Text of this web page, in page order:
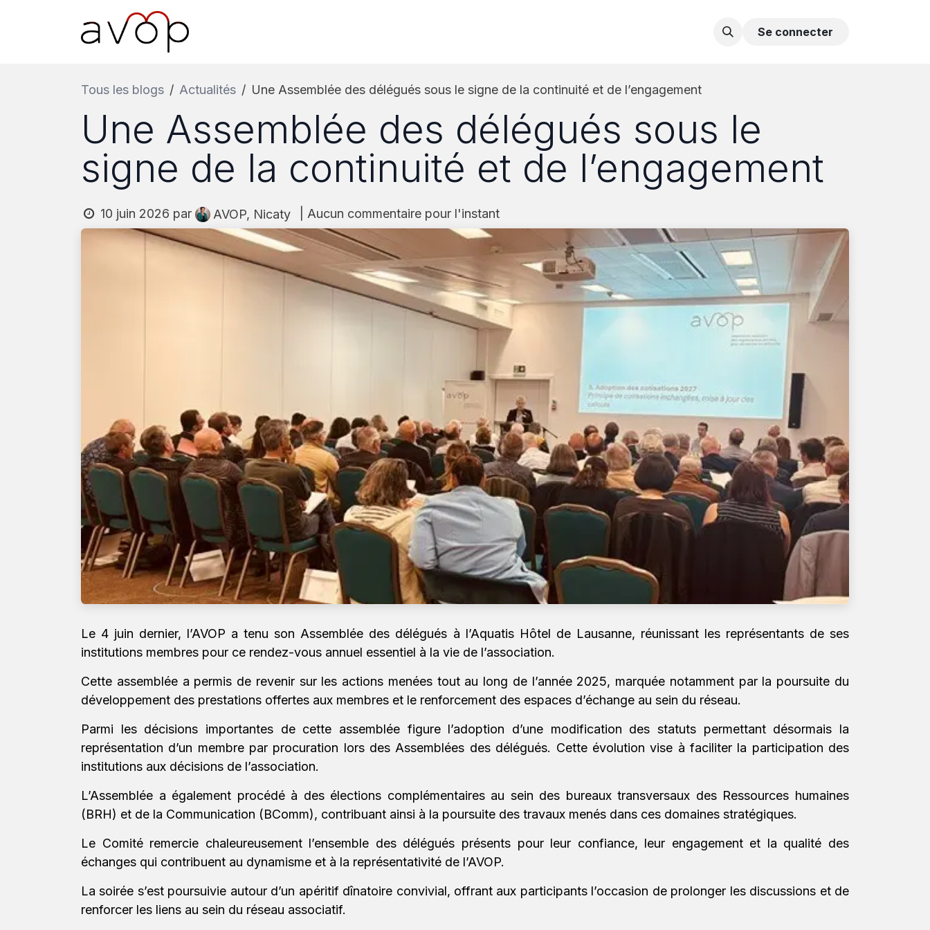
Se connecter
Tous les blogs Actualités Une Assemblée des délégués sous le signe de la continuité et de l’engagement
Une Assemblée des délégués sous le
signe de la continuité et de l’engagement
10 juin 2026 par AVOP, Nicaty | Aucun commentaire pour l'instant
Le 4 juin dernier, l’AVOP a tenu son Assemblée des délégués à l’Aquatis Hôtel de Lausanne, réunissant les représentants de ses
institutions membres pour ce rendez-vous annuel essentiel à la vie de l’association.
Cette assemblée a permis de revenir sur les actions menées tout au long de l’année 2025, marquée notamment par la poursuite du
développement des prestations offertes aux membres et le renforcement des espaces d’échange au sein du réseau.
Parmi les décisions importantes de cette assemblée figure l’adoption d’une modification des statuts permettant désormais la
représentation d’un membre par procuration lors des Assemblées des délégués. Cette évolution vise à faciliter la participation des
institutions aux décisions de l’association.
L’Assemblée a également procédé à des élections complémentaires au sein des bureaux transversaux des Ressources humaines
(BRH) et de la Communication (BComm), contribuant ainsi à la poursuite des travaux menés dans ces domaines stratégiques.
Le Comité remercie chaleureusement l’ensemble des délégués présents pour leur confiance, leur engagement et la qualité des
échanges qui contribuent au dynamisme et à la représentativité de l’AVOP.
La soirée s’est poursuivie autour d’un apéritif dînatoire convivial, offrant aux participants l’occasion de prolonger les discussions et de
renforcer les liens au sein du réseau associatif.